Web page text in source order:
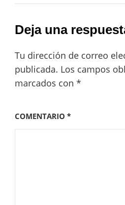
Deja una
Tu dirección de correo
publicada. Los campos
marcados con *
COMENTARIO *